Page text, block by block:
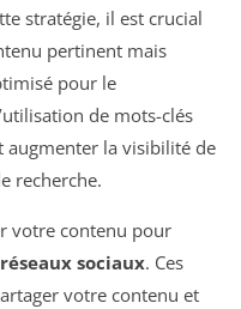
stratégie, il est crucial
pertinent mais
pour le
de mots-clés
la visibilité de
recherche.
votre contenu pour
réseaux sociaux. Ces
votre contenu et